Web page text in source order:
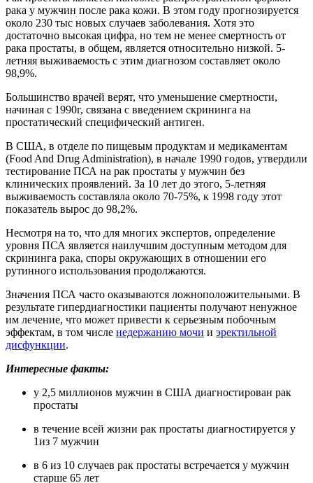
рака у мужчин после рака кожи. В этом году прогнозируется
около 230 тыс новых случаев заболевания. Хотя это
достаточно высокая цифра, но тем не менее смертность от
рака простаты, в общем, является относительно низкой. 5-
летняя выживаемость с этим диагнозом составляет около
98,9%.
Большинство врачей верят, что уменьшение смертности,
начиная с 1990г, связана с введением скрининга на
простатический специфический антиген.
В США, в отделе по пищевым продуктам и медикаментам
(Food And Drug Administration), в начале 1990 годов, утвердили
тестирование ПСА на рак простаты у мужчин без
клинических проявлений. За 10 лет до этого, 5-летняя
выживаемость составляла около 70-75%, к 1998 году этот
показатель вырос до 98,2%.
Несмотря на то, что для многих экспертов, определение
уровня ПСА является наилучшим доступным методом для
скрининга рака, споры окружающих в отношении его
рутинного использования продолжаются.
Значения ПСА часто оказываются ложноположительными. В
результате гипердиагностики пациенты получают ненужное
им лечение, что может привести к серьезным побочным
эффектам, в том числе недержанию мочи и эректильной
дисфункции.
Интересные факты:
у 2,5 миллионов мужчин в США диагностирован рак
простаты
в течение всей жизни рак простаты диагностируется у
1из 7 мужчин
в 6 из 10 случаев рак простаты встречается у мужчин
старше 65 лет